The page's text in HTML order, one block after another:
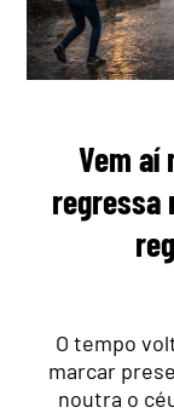
Vem aí
regressa
O tempo
marcar
noutra o